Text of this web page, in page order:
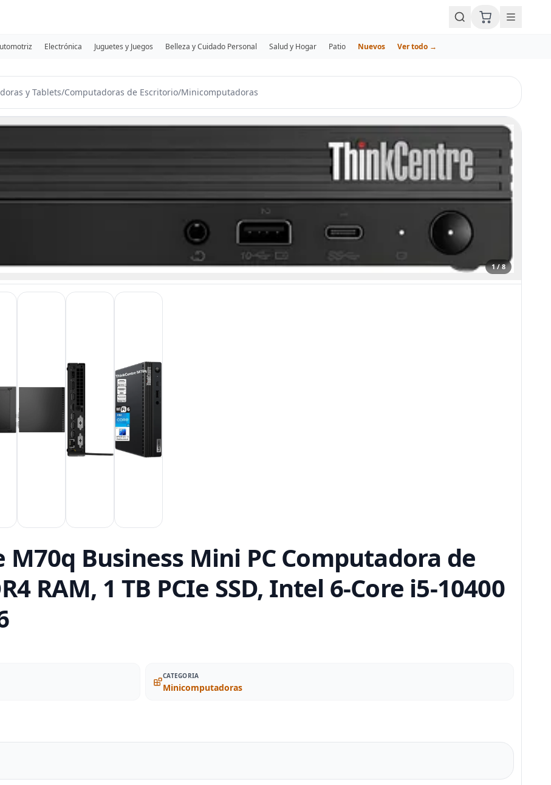
Electrónica Juguetes y Juegos Belleza y Cuidado Personal Salud y Hogar Patio Nuevos Ver todo →
y Tablets/Computadoras de Escritorio/Minicomputadoras
1 / 8
Business Mini PC Computadora de
RAM, 1 TB PCIe SSD, Intel 6-Core i5-10400
CATEGORIA
Minicomputadoras